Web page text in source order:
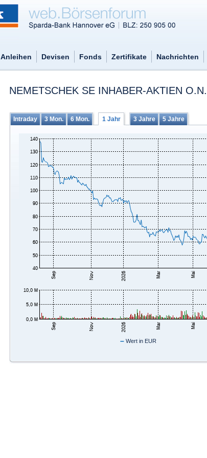
Anleihen Devisen Fonds Zertifikate Nachrichten
NEMETSCHEK SE INHABER-AKTIEN O.N.
Intraday 3 Mon. 6 Mon. 1 Jahr 3 Jahre 5 Jahre
–Wert in EUR